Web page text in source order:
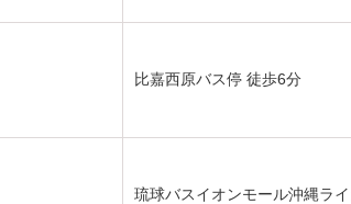
比嘉西原バス停 徒歩6分
琉球バスイオンモール沖縄ラ